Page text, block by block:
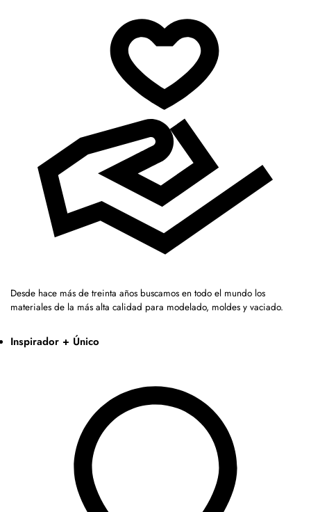
Desde hace más de treinta años buscamos en todo el mundo los
materiales de la más alta calidad para modelado, moldes y vaciado.
Inspirador + Único